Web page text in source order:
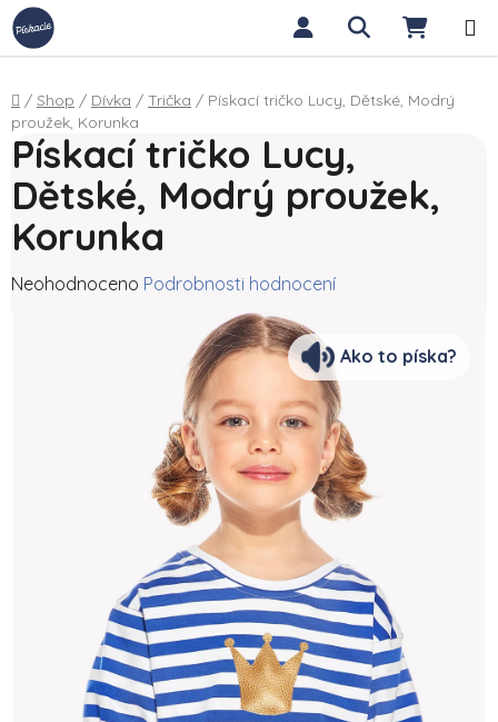
Přejít na obsah Hledat
Domů
/ Shop / Dívka / Trička / Pískací tričko Lucy, Dětské, Modrý
proužek, Korunka
Pískací tričko Lucy,
Dětské, Modrý proužek,
Korunka
Průměrné hodnocení produktu je 0,0 z 5 hvězdiček.
Neohodnoceno Podrobnosti hodnocení
Ako to píska?